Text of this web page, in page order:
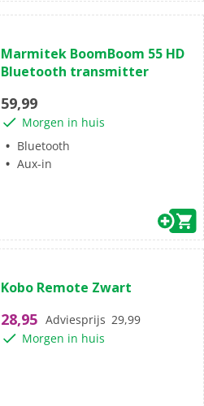
van
de
sterren.
Marmitek BoomBoom 55 HD
Bluetooth transmitter
59,99
Morgen in huis
Bluetooth
Aux-in
van
5
sterren.
Kobo Remote Zwart
28,95 Adviesprijs 29,99
Morgen in huis